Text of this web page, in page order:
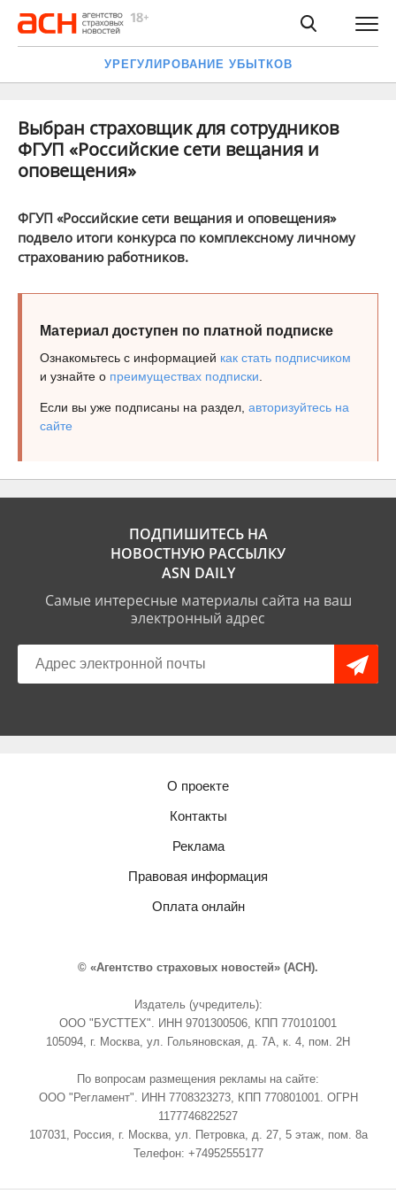
УРЕГУЛИРОВАНИЕ УБЫТКОВ
Выбран страховщик для сотрудников
ФГУП «Российские сети вещания и
оповещения»
ФГУП «Российские сети вещания и оповещения»
подвело итоги конкурса по комплексному личному
страхованию работников.
Материал доступен по платной подписке
Ознакомьтесь с информацией как стать подписчиком
и узнайте о преимуществах подписки.
Если вы уже подписаны на раздел, авторизуйтесь на
сайте
ПОДПИШИТЕСЬ НА
НОВОСТНУЮ РАССЫЛКУ
ASN DAILY
Самые интересные материалы сайта на ваш
электронный адрес
О проекте
Контакты
Реклама
Правовая информация
Оплата онлайн
© «Агентство страховых новостей» (АСН).
Издатель (учредитель):
ООО "БУСТТЕХ". ИНН 9701300506, КПП 770101001
105094, г. Москва, ул. Гольяновская, д. 7А, к. 4, пом. 2Н
По вопросам размещения рекламы на сайте:
ООО "Регламент". ИНН 7708323273, КПП 770801001. ОГРН
1177746822527
107031, Россия, г. Москва, ул. Петровка, д. 27, 5 этаж, пом. 8а
Телефон: +74952555177